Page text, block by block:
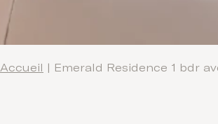
Accueil Emerald Residence 1 bdr